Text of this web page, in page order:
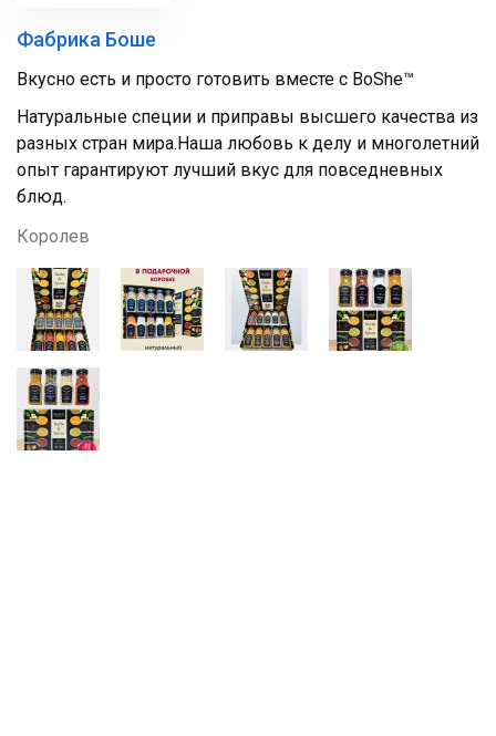
Фабрика Боше
Вкусно есть и просто готовить вместе с BoShe™
Натуральные специи и приправы высшего качества из
разных стран мира.Наша любовь к делу и многолетний
опыт гарантируют лучший вкус для повседневных
блюд.
Королев